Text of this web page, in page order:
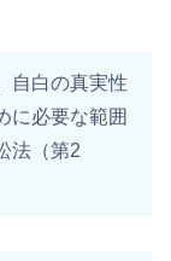
自白の真実性
に必要な範囲
法（第2